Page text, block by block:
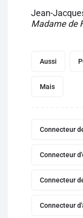
Jean-
Madame de
Aussi
Mais
Connecteur
Connecteur
Connecteur
Connecteur